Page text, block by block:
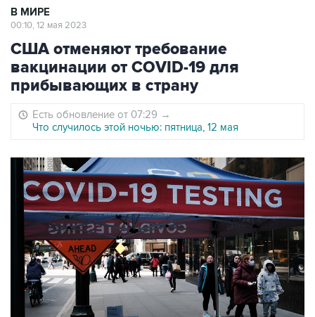
В МИРЕ
00:10, 12 мая 2023
США отменяют требование
вакцинации от COVID-19 для
прибывающих в страну
Есть обновление от 07:29 →
Что случилось этой ночью: пятница, 12 мая